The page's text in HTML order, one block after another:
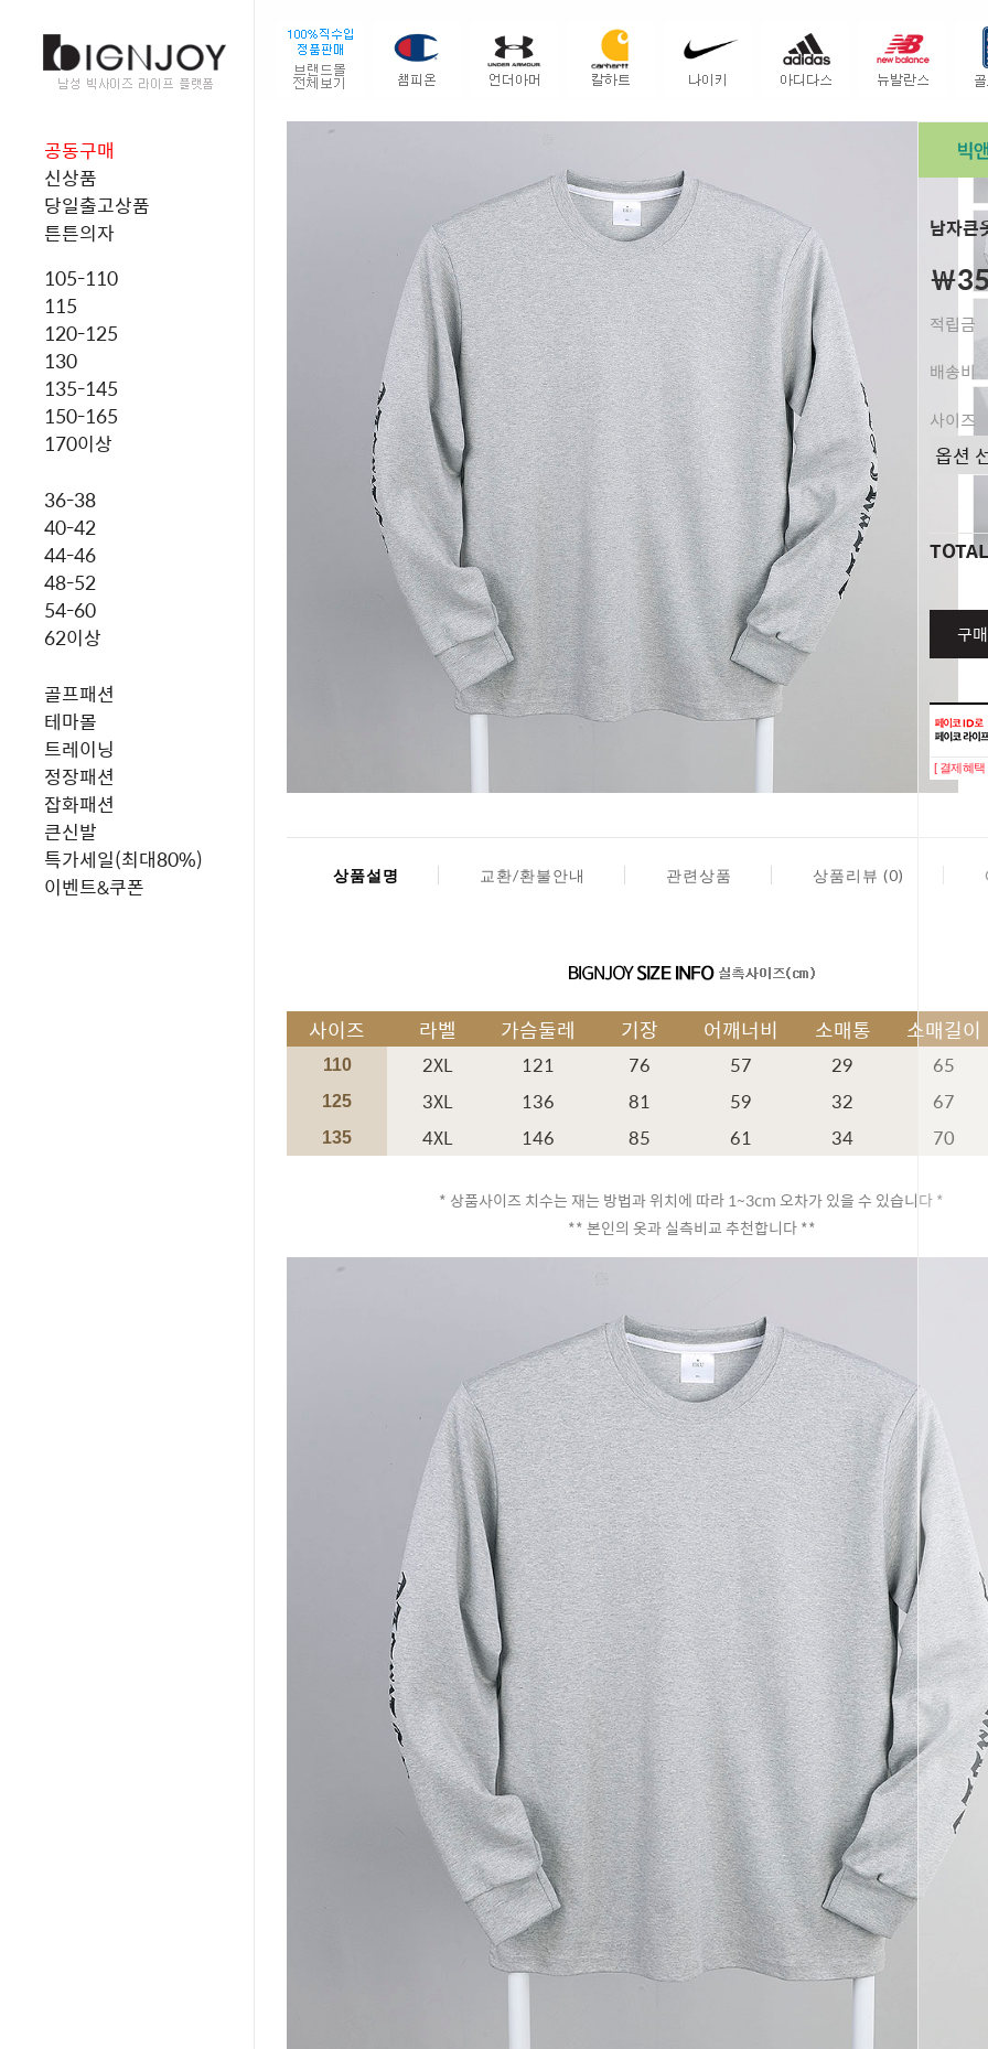
공동구매
신상품
당일출고상품
튼튼의자
105-110
115
120-125
130
135-145
150-165
170이상
36-38
40-42
44-46
48-52
54-60
62이상
골프패션
테마몰
트레이닝
정장패션
잡화패션
큰신발
특가세일(최대80%)
이벤트&쿠폰
남자큰
￦
적립금
배송비
사이즈
TOTAL
구
[ 결제혜
상품설명 교환/환불안내 관련상품 상품리뷰 (0)
사이즈 라벨 가슴둘레 기장 어깨너비 소매통 소매길이
110 2XL 121 76 57 29 65
125 3XL 136 81 59 32 67
135 4XL 146 85 61 34 70
* 상품사이즈 치수는 재는 방법과 위치에 따라 1~3cm 오차가 있을 수 있습니다 *
** 본인의 옷과 실측비교 추천합니다 **